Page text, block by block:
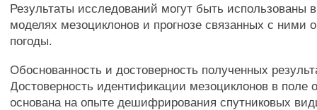
Результаты исследований могут быть использованы в
моделях мезоциклонов и прогнозе связанных с ними
погоды.
Обоснованность и достоверность полученных
Достоверность идентификации мезоциклонов в поле
основана на опыте дешифрирования спутниковых